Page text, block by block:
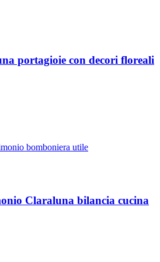
portagioie con decori floreali
Claraluna bilancia cucina